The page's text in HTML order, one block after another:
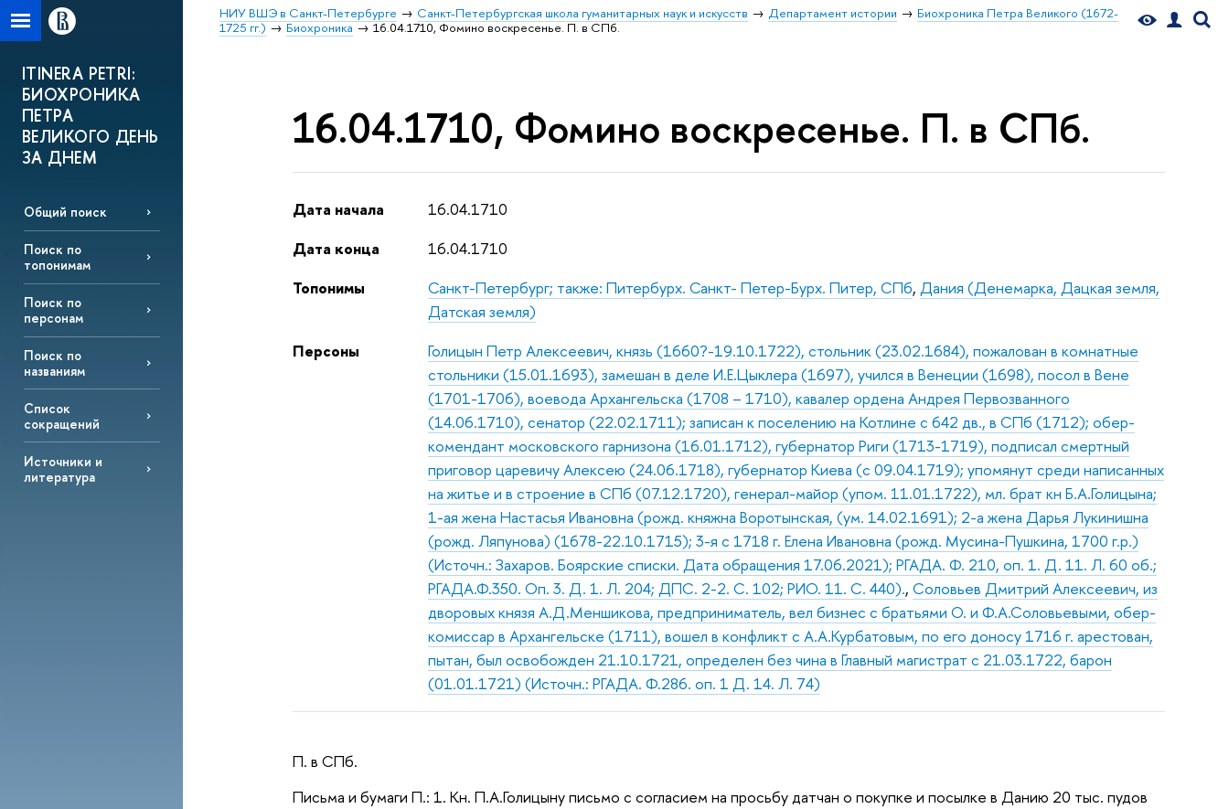
НИУ ВШЭ в Санкт-Петербурге Санкт-Петербургская школа гуманитарных наук и искусств Департамент истории
Биохроника Петра Великого (1672-
1725 гг.)
Биохроника 16.04.1710, Фомино воскресенье. П. в СПб.
ITINERA PETRI:
БИОХРОНИКА
ПЕТРА
ВЕЛИКОГО ДЕНЬ
ЗА ДНЕМ
Общий поиск
Поиск по
топонимам
Поиск по
персонам
Поиск по
названиям
Список
сокращений
Источники и
литература
16.04.1710, Фомино воскресенье. П. в СПб.
Дата начала
16.04.1710
Дата конца
16.04.1710
Топонимы
Санкт-Петербург; также: Питербурх. Санкт- Петер-Бурх. Питер, СПб,Дания (Денемарка, Дацкая земля,
Датская земля)
Персоны
Голицын Петр Алексеевич, князь (1660?-19.10.1722), стольник (23.02.1684), пожалован в комнатные
стольники (15.01.1693), замешан в деле И.Е.Цыклера (1697), учился в Венеции (1698), посол в Вене
(1701-1706), воевода Архангельска (1708 – 1710), кавалер ордена Андрея Первозванного
(14.06.1710), сенатор (22.02.1711); записан к поселению на Котлине с 642 дв., в СПб (1712); обер-
комендант московского гарнизона (16.01.1712), губернатор Риги (1713-1719), подписал смертный
приговор царевичу Алексею (24.06.1718), губернатор Киева (с 09.04.1719); упомянут среди написанных
на житье и в строение в СПб (07.12.1720), генерал-майор (упом. 11.01.1722), мл. брат кн Б.А.Голицына;
1-ая жена Настасья Ивановна (рожд. княжна Воротынская, (ум. 14.02.1691); 2-а жена Дарья Лукинишна
(рожд. Ляпунова) (1678-22.10.1715); 3-я с 1718 г. Елена Ивановна (рожд. Мусина-Пушкина, 1700 г.р.)
(Источн.: Захаров. Боярские списки. Дата обращения 17.06.2021); РГАДА. Ф. 210, оп. 1. Д. 11. Л. 60 об.;
РГАДА.Ф.350. Оп. 3. Д. 1. Л. 204; ДПС. 2-2. С. 102; РИО. 11. С. 440).,Соловьев Дмитрий Алексеевич, из
дворовых князя А.Д.Меншикова, предприниматель, вел бизнес с братьями О. и Ф.А.Соловьевыми, обер-
комиссар в Архангельске (1711), вошел в конфликт с А.А.Курбатовым, по его доносу 1716 г. арестован,
пытан, был освобожден 21.10.1721, определен без чина в Главный магистрат с 21.03.1722, барон
(01.01.1721) (Источн.: РГАДА. Ф.286. оп. 1 Д. 14. Л. 74)
П. в СПб.
Письма и бумаги П.: 1. Кн. П.А.Голицыну письмо с согласием на просьбу датчан о покупке и посылке в Данию 20 тыс. пудов